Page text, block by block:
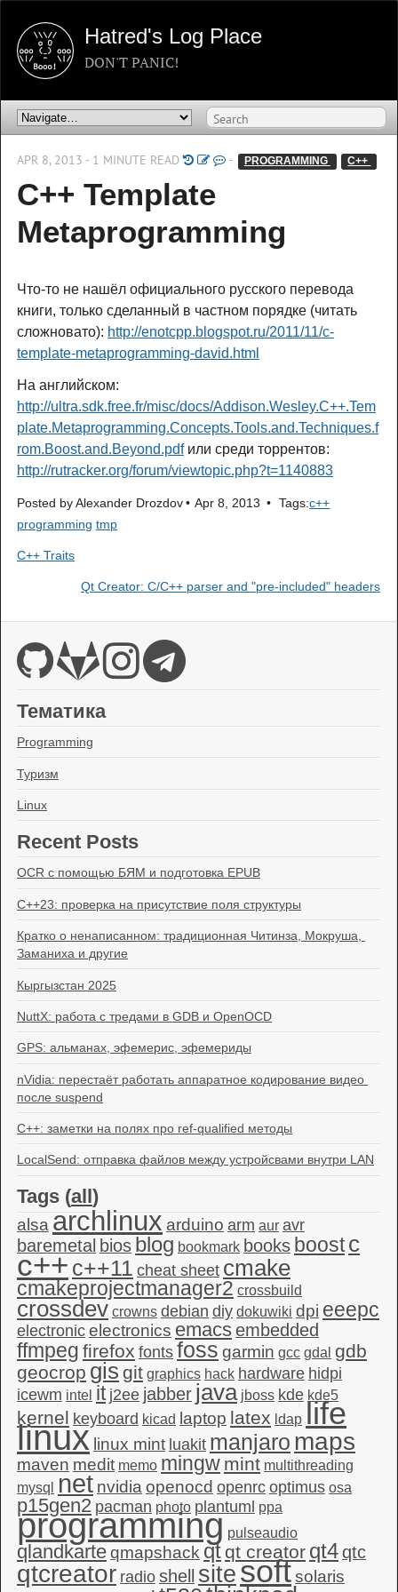
Hatred's Log Place
DON'T PANIC!
APR 8, 2013 - 1 MINUTE READ - PROGRAMMING C++
C++ Template
Metaprogramming
Что-то не нашёл официального русского перевода
книги, только сделанный в частном порядке (читать
сложновато): http://enotcpp.blogspot.ru/2011/11/c-
template-metaprogramming-david.html
На английском:
http://ultra.sdk.free.fr/misc/docs/Addison.Wesley.C++.Tem
plate.Metaprogramming.Concepts.Tools.and.Techniques.f
rom.Boost.and.Beyond.pdfили среди торрентов:
http://rutracker.org/forum/viewtopic.php?t=1140883
Posted by Alexander Drozdov Apr 8, 2013 Tags:c++
programming tmp
C++ Traits
Qt Creator: C/C++ parser and "pre-included" headers
Тематика
Programming
Туризм
Linux
Recent Posts
OCR с помощью БЯМ и подготовка EPUB
C++23: проверка на присутствие поля структуры
Кратко о ненаписанном: традиционная Читинза, Мокруша,
Заманиха и другие
Кыргызстан 2025
NuttX: работа с тредами в GDB и OpenOCD
GPS: альманах, эфемерис, эфемериды
nVidia: перестаёт работать аппаратное кодирование видео
после suspend
C++: заметки на полях про ref-qualified методы
LocalSend: отправка файлов между устройсвами внутри LAN
Tags (all )
alsa archlinux arduino arm aur avr
baremetal bios blog bookmark books boost c
c++c++11 cheat sheet cmake
cmakeprojectmanager2 crossbuild
crossdev crowns debian diy dokuwiki dpi eeepc
electronic electronics emacsembedded
ffmpeg firefox fonts foss garmin gcc gdal gdb
geocrop gis git graphics hack hardware hidpi
icewm intel it j2ee jabber java jboss kde kde5
kernel keyboard kicad laptop latex ldap life
linux linux mint luakit manjaro maps
maven medit memo mingw mint multithreading
mysql
net nvidia openocd openrc optimus osa
p15gen2 pacman photo plantuml ppa
programming pulseaudio
qlandkarteqmapshack qt qt creator qt4qtc
qtcreator radio shell sitesoftsolaris